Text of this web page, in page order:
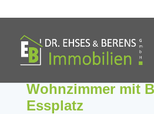
Wohnzimmer mit
Essplatz